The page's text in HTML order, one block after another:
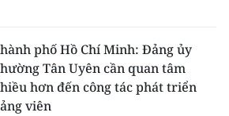
phố Hồ Chí Minh: Đảng ủy
Tân Uyên cần quan tâm
hơn đến công tác phát triển
viên